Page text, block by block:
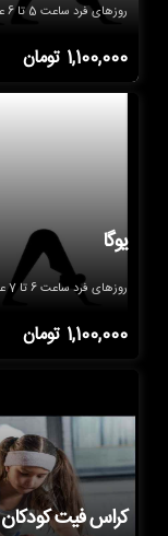
روزهای فرد ساعت 5 تا 6 عصر
1,100,000 تومان
یوگا
روزهای فرد ساعت 6 تا 7 عصر
1,100,000 تومان
کراس فیت کودکان